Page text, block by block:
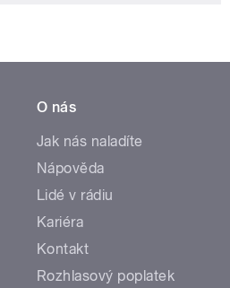
O nás
Jak nás naladíte
Nápověda
Lidé v rádiu
Kariéra
Kontakt
Rozhlasový poplatek